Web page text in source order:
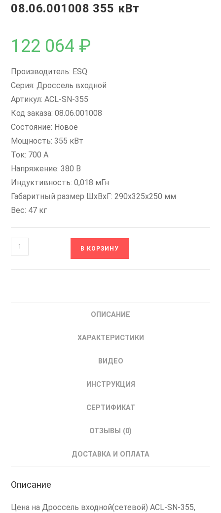
08.06.001008 355 кВт
122 064 ₽
Производитель: ESQ
Серия: Дроссель входной
Артикул: ACL-SN-355
Код заказа: 08.06.001008
Состояние: Новое
Мощность: 355 кВт
Ток: 700 А
Напряжение: 380 В
Индуктивность: 0,018 мГн
Габаритный размер ШхВхГ: 290x325x250 мм
Вес: 47 кг
Количество
товара
В КОРЗИНУ
ОПИСАНИЕ
ХАРАКТЕРИСТИКИ
ВИДЕО
ИНСТРУКЦИЯ
СЕРТИФИКАТ
ОТЗЫВЫ (0)
ДОСТАВКА И ОПЛАТА
Описание
Цена на Дроссель входной(сетевой) ACL-SN-355,